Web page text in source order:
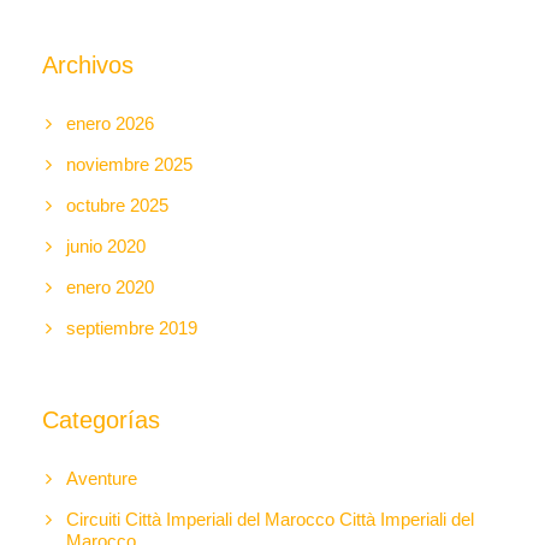
Archivos
enero 2026
noviembre 2025
octubre 2025
junio 2020
enero 2020
septiembre 2019
Categorías
Aventure
Circuiti Città Imperiali del Marocco Città Imperiali del